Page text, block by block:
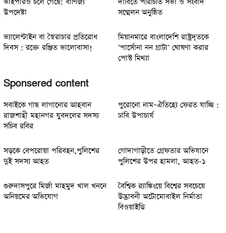
উপদেষ্টা
সম্মেলন অনুষ্ঠিত
ভ্যালেন্টাইন বা স্বৈরাচার প্রতিরোধ
দিবস : রক্তে রঞ্জিত ভালোবাসা!
মিয়ানমারে বাংলাদেশি রাষ্ট্রদূতকে
‘পার্সোনা নন গ্রাটা’ ঘোষণা করার
পোস্ট মিথ্যা
Sponsered content
সবাইকে গাছ লাগানোর আহবান
রাজশাহী মহানগর যুবদলের সদস্য
সচিব রবির
পুরোনো নাম–ঐতিহ্যে ফেরত যাচ্ছি :
ঢাবি উপাচার্য
সড়কে বেপরোয়া পরিবহন,পুলিশের
দুই সদস্য আহত
গোদাগাড়ীতে গ্রেফতার অভিযানে
পুলিশের উপর হামলা, আহত-১
গুরুদাসপুরে মির্জা মাহমুদ খাল খননে
অনিয়মের অভিযোগ
বৈশ্বিক র‍্যাঙ্কিংয়ে বিশ্বের সবচেয়ে
উদ্ভাবনী অটোমোবাইল নির্মাতা
বিওয়াইডি